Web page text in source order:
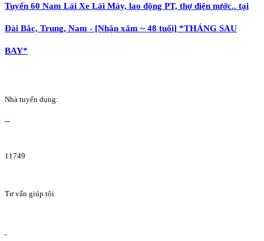
Tuyển 60 Nam Lái Xe Lái Máy, lao động PT, thợ điện nước.. tại
Đài Bắc, Trung, Nam - [Nhận xăm ~ 48 tuổi] *THÁNG SAU
BAY*
Nhà tuyển dụng:
11749
Tư vấn giúp tôi